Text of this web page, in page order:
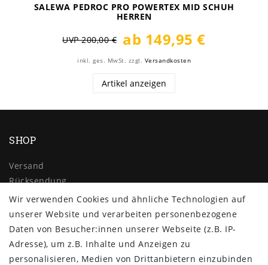
SALEWA PEDROC PRO POWERTEX MID SCHUH
HERREN
UVP 200,00 € ab 149,95 €
inkl. ges. MwSt. zzgl. Versandkosten
Artikel anzeigen
SHOP
Versand
Rücksendung
Widerrufs­recht
Impressum
Daten­schutz­erklärung
AGB
Kontakt
Wir verwenden Cookies und ähnliche Technologien auf
unserer Website und verarbeiten personenbezogene
Daten von Besucher:innen unserer Webseite (z.B. IP-
Adresse), um z.B. Inhalte und Anzeigen zu
personalisieren, Medien von Drittanbietern einzubinden